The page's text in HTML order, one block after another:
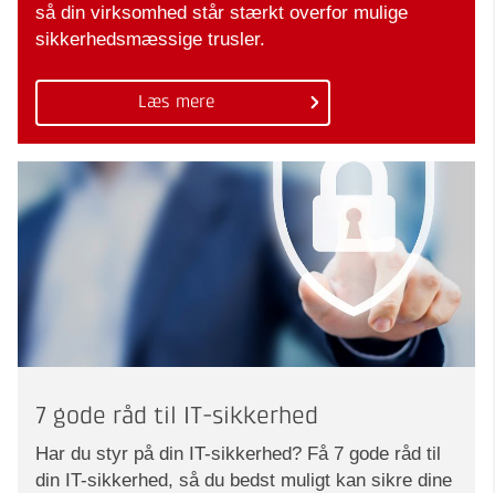
så din virksomhed står stærkt overfor mulige
sikkerhedsmæssige trusler.
Læs mere
7 gode råd til IT-sikkerhed
Har du styr på din IT-sikkerhed? Få 7 gode råd til
din IT-sikkerhed, så du bedst muligt kan sikre dine